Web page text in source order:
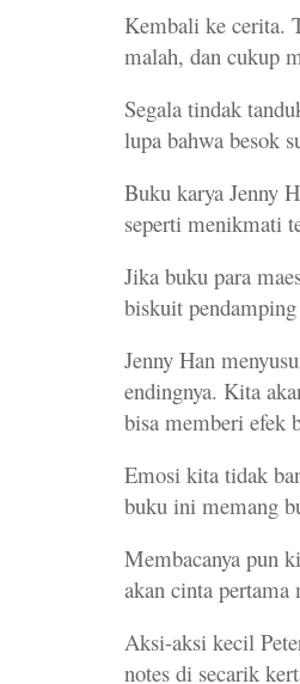
Kembali ke cerita.
malah, dan cukup
Segala tindak
lupa bahwa besok
Buku karya Jenny
seperti menikmati
Jika buku para
biskuit
Jenny Han
endingnya. Kita
bisa memberi efek
Emosi kita tidak
buku ini memang
Membacanya pun
akan cinta
Aksi-aksi kecil
notes di secarik